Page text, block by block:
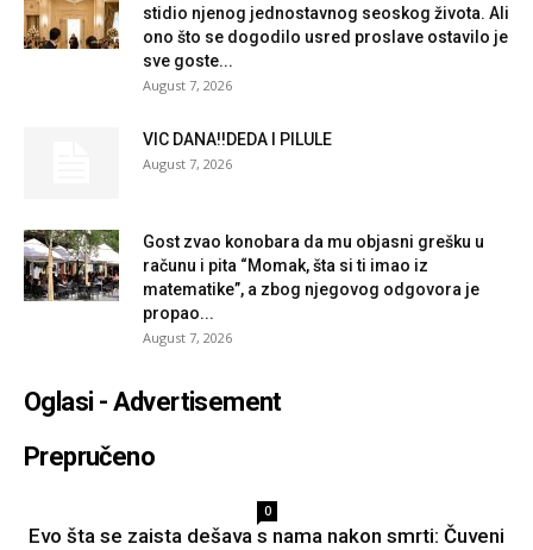
stidio njenog jednostavnog seoskog života. Ali
ono što se dogodilo usred proslave ostavilo je
sve goste...
August 7, 2026
VIC DANA!!DEDA I PILULE
August 7, 2026
Gost zvao konobara da mu objasni grešku u
računu i pita “Momak, šta si ti imao iz
matematike”, a zbog njegovog odgovora je
propao...
August 7, 2026
Oglasi - Advertisement
Prepručeno
0
Evo šta se zaista dešava s nama nakon smrti: Čuveni